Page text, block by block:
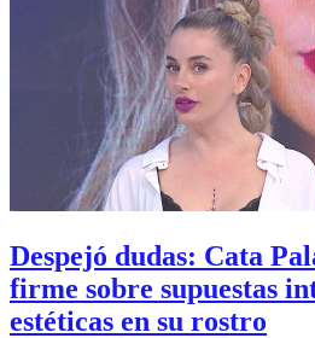
Despejó dudas: Cata
firme sobre supuestas
estéticas en su rostro